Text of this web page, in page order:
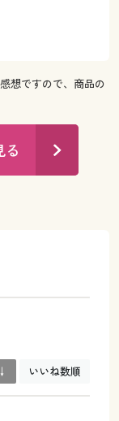
想ですので、商品の
る
いいね数順